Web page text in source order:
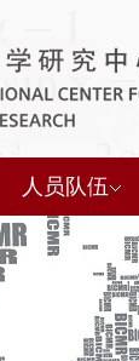
人员队伍